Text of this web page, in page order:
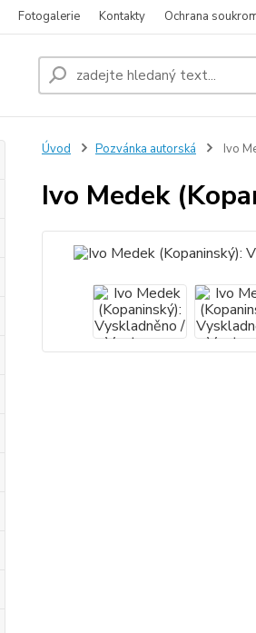
Fotogalerie Kontakty Ochrana
Úvod Pozvánka autorská Ivo
Ivo Medek